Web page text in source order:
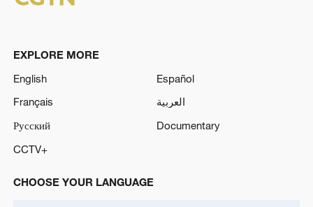
EXPLORE MORE
English
Español
Français
العربية
Русский
Documentary
CCTV+
CHOOSE YOUR LANGUAGE